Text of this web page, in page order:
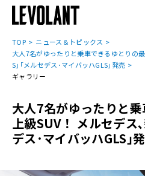
TOP
ニュース＆トピックス
大人7名がゆったりと乗車できるゆとりの
S｣｢メルセデス･マイバッハGLS｣発売
ギャラリー
大人7名がゆったりと
上級SUV！ メルセデス
デス･マイバッハGLS｣